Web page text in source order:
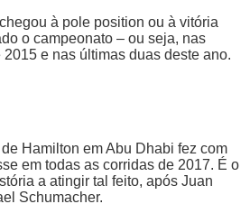
à pole position ou à vitória
o campeonato – ou seja, nas
e nas últimas duas deste ano.
Hamilton em Abu Dhabi fez com
em todas as corridas de 2017. É o
a atingir tal feito, após Juan
Schumacher.